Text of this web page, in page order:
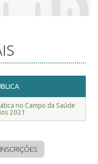
no Campo da Saúde
2021